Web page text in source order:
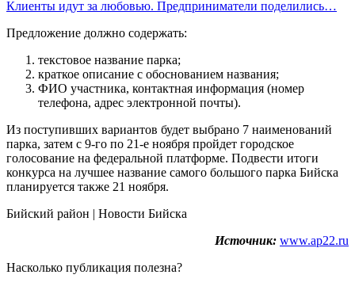
Клиенты идут за любовью. Предприниматели поделились…
Предложение должно содержать:
текстовое название парка;
краткое описание с обоснованием названия;
ФИО участника, контактная информация (номер
телефона, адрес электронной почты).
Из поступивших вариантов будет выбрано 7 наименований
парка, затем с 9-го по 21-е ноября пройдет городское
голосование на федеральной платформе. Подвести итоги
конкурса на лучшее название самого большого парка Бийска
планируется также 21 ноября.
Бийский район | Новости Бийска
Источник: www.ap22.ru
Насколько публикация полезна?